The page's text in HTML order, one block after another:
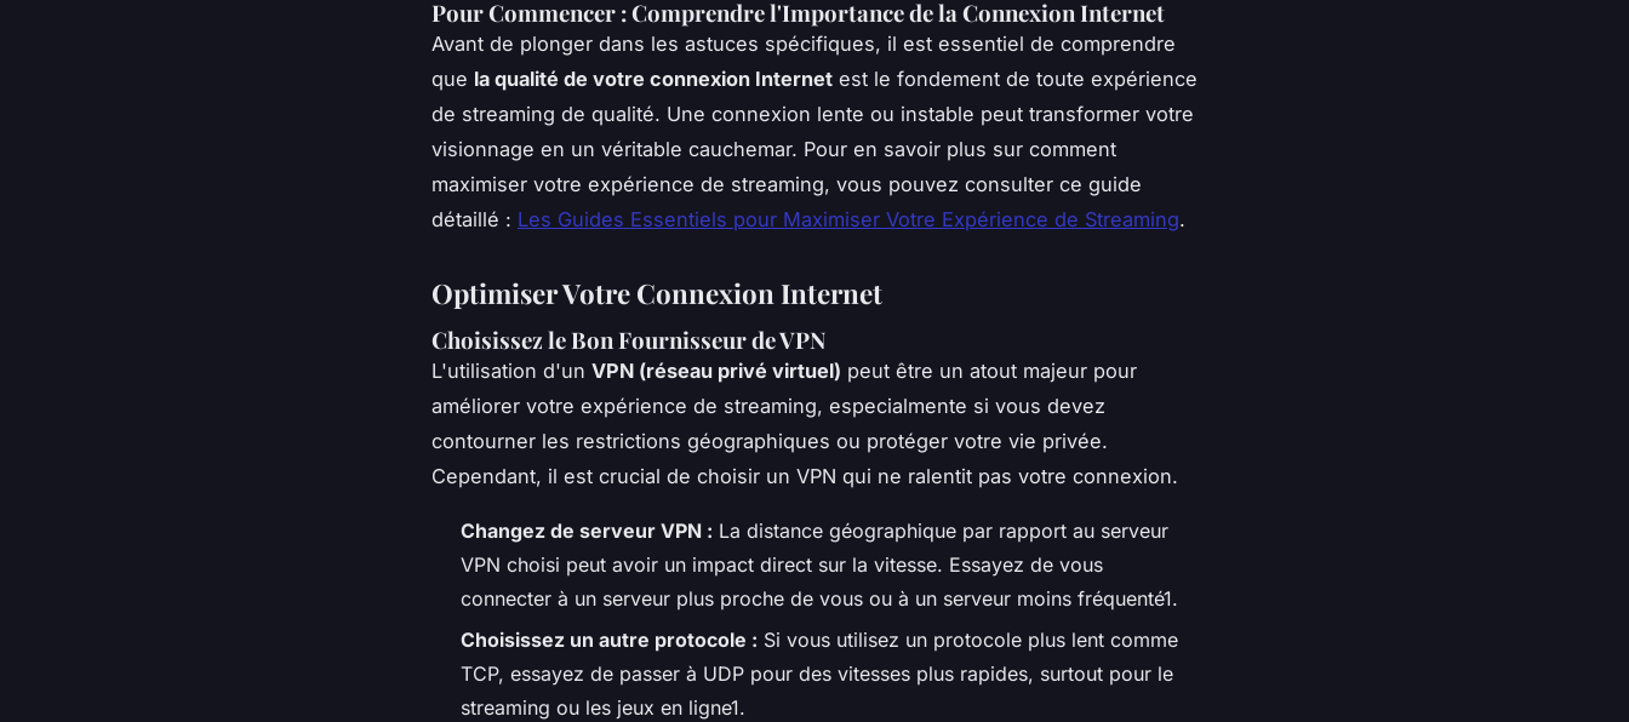
Pour Commencer : Comprendre l'Importance de la Connexion Internet
Avant de plonger dans les astuces spécifiques, il est essentiel de comprendre
que la qualité de votre connexion Internet est le fondement de toute expérience
de streaming de qualité. Une connexion lente ou instable peut transformer votre
visionnage en un véritable cauchemar. Pour en savoir plus sur comment
maximiser votre expérience de streaming, vous pouvez consulter ce guide
détaillé : Les Guides Essentiels pour Maximiser Votre Expérience de Streaming.
Optimiser Votre Connexion Internet
Choisissez le Bon Fournisseur de VPN
L'utilisation d'un VPN (réseau privé virtuel) peut être un atout majeur pour
améliorer votre expérience de streaming, especialmente si vous devez
contourner les restrictions géographiques ou protéger votre vie privée.
Cependant, il est crucial de choisir un VPN qui ne ralentit pas votre connexion.
Changez de serveur VPN : La distance géographique par rapport au serveur
VPN choisi peut avoir un impact direct sur la vitesse. Essayez de vous
connecter à un serveur plus proche de vous ou à un serveur moins fréquenté1.
Choisissez un autre protocole : Si vous utilisez un protocole plus lent comme
TCP, essayez de passer à UDP pour des vitesses plus rapides, surtout pour le
streaming ou les jeux en ligne1.